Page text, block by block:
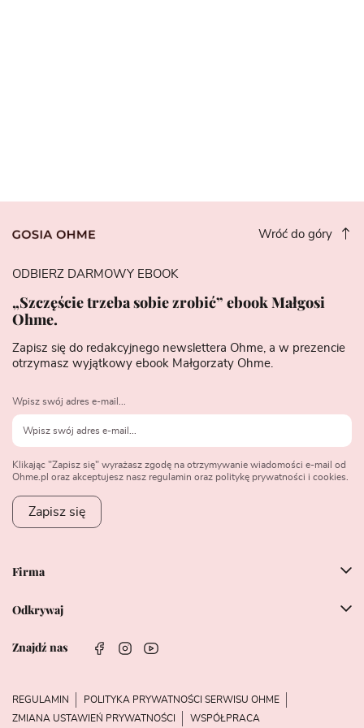
Wróć do góry
Firma
Odkrywaj
Znajdź nas
ODBIERZ DARMOWY EBOOK
„Szczęście trzeba sobie zrobić” ebook Małgosi
Ohme.
Zapisz się do redakcyjnego newslettera Ohme, a w prezencie
otrzymasz wyjątkowy ebook Małgorzaty Ohme.
Wpisz swój adres e-mail...
Klikając "Zapisz się" wyrażasz zgodę na otrzymywanie wiadomości e-mail od
Ohme.pl oraz akceptujesz nasz regulamin oraz politykę prywatności i cookies.
Zapisz się
REGULAMIN
POLITYKA PRYWATNOŚCI SERWISU OHME
ZMIANA USTAWIEŃ PRYWATNOŚCI
WSPÓŁPRACA